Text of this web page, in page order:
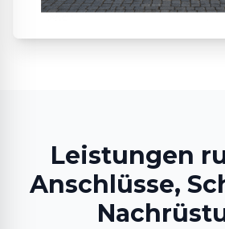
Leistungen
Anschlüsse,